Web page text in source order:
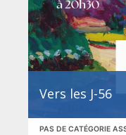
Vers les J-56
PAS DE CATÉGORIE